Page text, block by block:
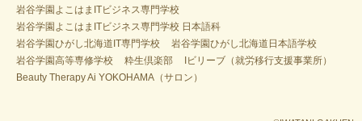
岩谷学園よこはまITビジネス専門学校
岩谷学園よこはまITビジネス専門学校 日本語科
岩谷学園ひがし北海道IT専門学校
岩谷学園ひがし北海道日本語学校
岩谷学園高等専修学校
粋生倶楽部
Iビリーブ（就労移行支援事業所）
Beauty Therapy Ai YOKOHAMA（サロン）